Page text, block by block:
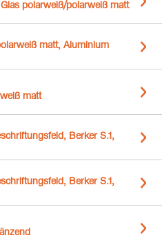
polarweiß/polarweiß matt
matt, Aluminium
matt
Berker S.1,
Berker S.1,